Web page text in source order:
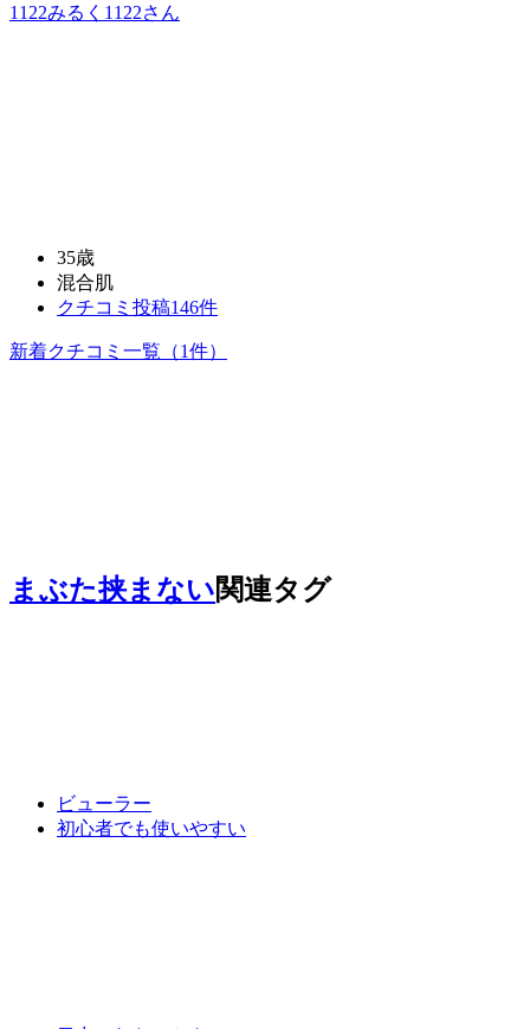
1122みるく1122さん
35歳
混合肌
クチコミ投稿146件
新着クチコミ一覧 （1件）
まぶた挟まない関連タグ
ビューラー
初心者でも使いやすい